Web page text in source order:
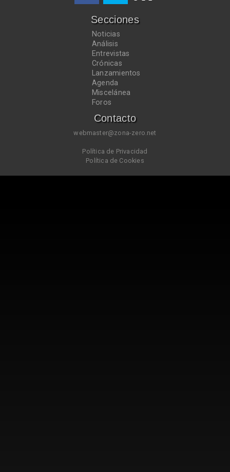
Secciones
Noticias
Análisis
Entrevistas
Crónicas
Lanzamientos
Agenda
Miscelánea
Foros
Contacto
webmaster@zona-zero.net
Política de Privacidad
Política de Cookies